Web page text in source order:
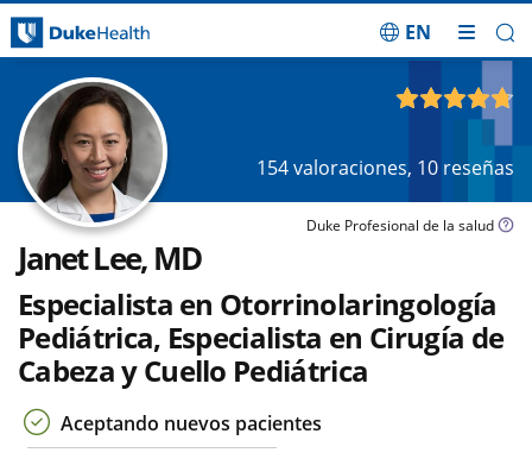
EN
154valoraciones, 10 reseñas
Duke Profesional de la salud
Janet Lee, MD
Especialista en Otorrinolaringología
Pediátrica, Especialista en Cirugía de
Cabeza y Cuello Pediátrica
Aceptando nuevos pacientes